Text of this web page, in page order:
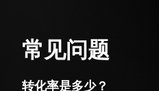
常见问题
转化率是多少？